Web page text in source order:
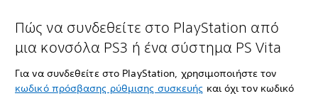
Πώς να συνδεθείτε στο PlayStation από
μια κονσόλα PS3 ή ένα σύστημα PS Vita
Για να συνδεθείτε στο PlayStation, χρησιμοποιήστε τον
κωδικό πρόσβασης ρύθμισης συσκευής και όχι τον κωδικό